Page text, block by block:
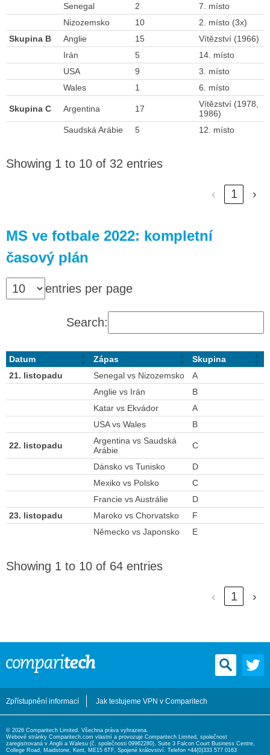
Senegal
2
7. místo
Nizozemsko
10
2. místo (3x)
Skupina B
Anglie 15
Vítězství (1966)
Irán
5
14. místo
USA
9
3. místo
Wales
1 6. místo
Skupina C Argentina 17
Vítězství (1978,
1986)
Saudská Arábie
5 12. místo
Showing 1 to 10 of 32 entries
‹ 1 ›
MS ve fotbale 2022: kompletní
časový plán
entries per page
Search:
Datum Zápas
Skupina
21. listopadu
Senegal vs Nizozemsko
A
Anglie vs Irán
B
Katar vs Ekvádor
A
USA vs Wales
B
22. listopadu
Argentina vs Saudská
Arábie
C
Dánsko vs Tunisko
D
Mexiko vs Polsko
C
Francie vs Austrálie
D
23. listopadu
Maroko vs Chorvatsko
F
Německo vs Japonsko
E
Showing 1 to 10 of 64 entries
‹ 1 ›
Zpřístupnění informací Jak testujeme VPN v Comparitech
© 2026 Comparitech Limited. Všechna práva vyhrazena.
Webové stránky Comparitech.com vlastní a provozuje Comparitech Limited, společnost
zaregistrovaná v Anglii a Walesu (č. společnosti 09962280), Suite 3 Falcon Court Business Centre,
College Road, Maidstone, Kent, ME15 6TF, Spojené království. Telefon +44(0)333 577 0163